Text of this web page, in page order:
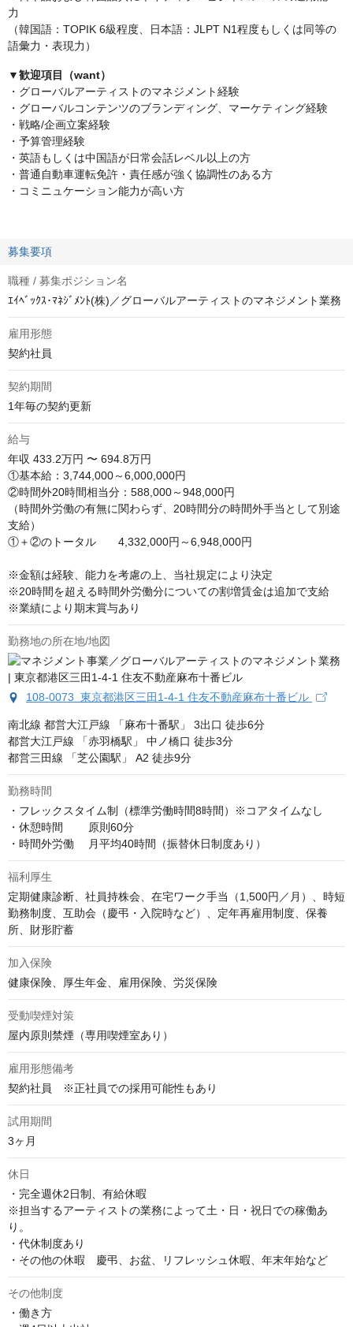
力
（韓国語：TOPIK 6級程度、日本語：JLPT N1程度もしくは同等の
語彙力・表現力）
▼歓迎項目（want）
・グローバルアーティストのマネジメント経験
・グローバルコンテンツのブランディング、マーケティング経験
・戦略/企画立案経験
・予算管理経験
・英語もしくは中国語が日常会話レベル以上の方
・普通自動車運転免許・責任感が強く協調性のある方
・コミニュケーション能力が高い方
募集要項
職種 / 募集ポジション名
ｴｲﾍﾞｯｸｽ･ﾏﾈｼﾞﾒﾝﾄ(株)／グローバルアーティストのマネジメント業務
雇用形態
契約社員
契約期間
1年毎の契約更新
給与
年収 433.2万円 〜 694.8万円
①基本給：3,744,000～6,000,000円
②時間外20時間相当分：588,000～948,000円
（時間外労働の有無に関わらず、20時間分の時間外手当として別途
支給）
①＋②のトータル　　4,332,000円～6,948,000円
※金額は経験、能力を考慮の上、当社規定により決定
※20時間を超える時間外労働分についての割増賃金は追加で支給
※業績により期末賞与あり
勤務地の所在地/地図
108-0073 東京都港区三田1-4-1 住友不動産麻布十番ビル
南北線 都営大江戸線 「麻布十番駅」 3出口 徒歩6分
都営大江戸線 「赤羽橋駅」 中ノ橋口 徒歩3分
都営三田線 「芝公園駅」 A2 徒歩9分
勤務時間
・フレックスタイム制（標準労働時間8時間）※コアタイムなし
・休憩時間　　 原則60分
・時間外労働 　月平均40時間（振替休日制度あり）
福利厚生
定期健康診断、社員持株会、在宅ワーク手当（1,500円／月）、時短
勤務制度、互助会（慶弔・入院時など）、定年再雇用制度、保養
所、財形貯蓄
加入保険
健康保険、厚生年金、雇用保険、労災保険
受動喫煙対策
屋内原則禁煙（専用喫煙室あり）
雇用形態備考
契約社員　※正社員での採用可能性もあり
試用期間
3ヶ月
休日
・完全週休2日制、有給休暇
※担当するアーティストの業務によって土・日・祝日での稼働あ
り。
・代休制度あり
・その他の休暇　慶弔、お盆、リフレッシュ休暇、年末年始など
その他制度
・働き方